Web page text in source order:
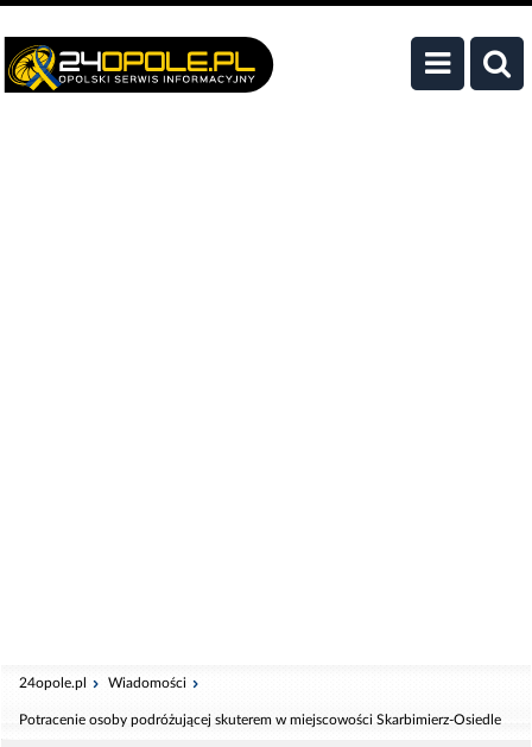
24opole.pl Wiadomości
Potracenie osoby podróżującej skuterem w miejscowości Skarbimierz-Osiedle